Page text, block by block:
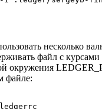
несколько
файл с
окружения
файле: